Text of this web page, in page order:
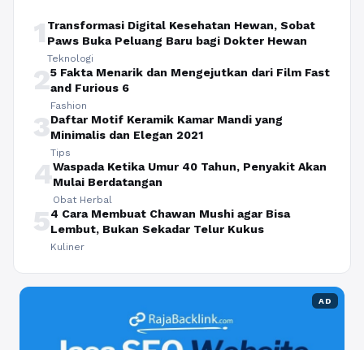
1 Transformasi Digital Kesehatan Hewan, Sobat
Paws Buka Peluang Baru bagi Dokter Hewan
Teknologi
25 Fakta Menarik dan Mengejutkan dari Film Fast
and Furious 6
Fashion
3Daftar Motif Keramik Kamar Mandi yang
Minimalis dan Elegan 2021
Tips
4Waspada Ketika Umur 40 Tahun, Penyakit Akan
Mulai Berdatangan
Obat Herbal
54 Cara Membuat Chawan Mushi agar Bisa
Lembut, Bukan Sekadar Telur Kukus
Kuliner
AD